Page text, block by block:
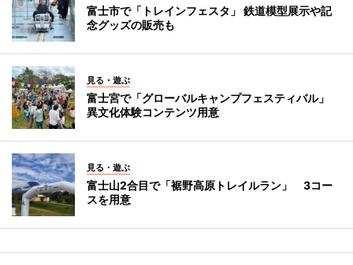
富士市で「トレインフェスタ」 鉄道模型展示や記
念グッズの販売も
見る・遊ぶ
富士宮で「グローバルキャンプフェスティバル」
異文化体験コンテンツ用意
見る・遊ぶ
富士山2合目で「裾野高原トレイルラン」 3コー
スを用意